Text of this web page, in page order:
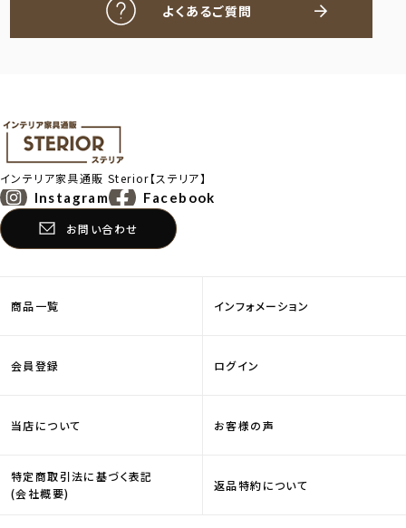
よくあるご質問
インテリア家具通販Sterior【ステリア】
Instagram Facebook
お問い合わせ
商品一覧 インフォメーション
会員登録 ログイン
当店について お客様の声
特定商取引法に基づく表記
(会社概要)
返品特約について